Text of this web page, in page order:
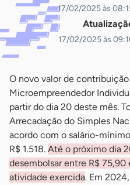
17/02/2025 às
17/02/2025 às
O novo valor de
Microempreendedor
partir do dia 20 deste mês.
Arrecadação do Simples
acordo com o salário-
R$ 1.518. Até o próximo dia
desembolsar entre R$ 75,90
atividade exercida. Em